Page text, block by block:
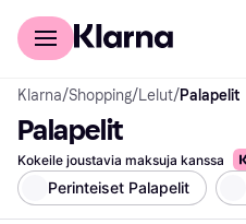
Kuluttajille
Klarna/Shopping/Lelut/Palapelit
Palapelit
Kokeile joustavia maksuja kanssa
Perinteiset Palapelit